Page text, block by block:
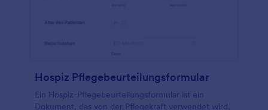
Hospiz Pflegebeurteilungsformular
Ein Hospiz-Pflegebeurteilungsformular ist ein
Dokument, das von der Pflegekraft verwendet wird,